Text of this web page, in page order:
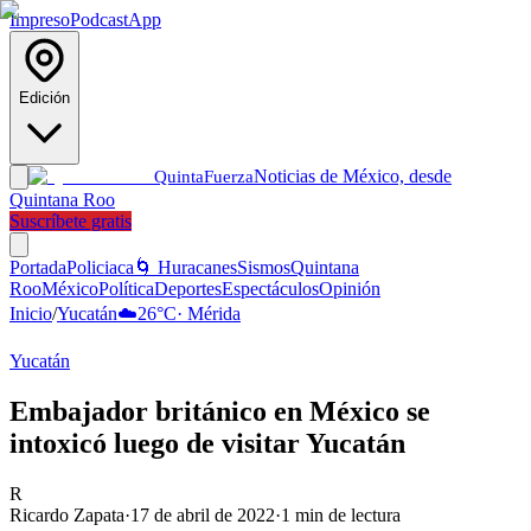
ImpresoPodcastApp
Edición
QuintaFuerzaNoticias de México, desde
Quintana Roo
Suscríbete gratis
PortadaPoliciaca 🌀 HuracanesSismosQuintana
RooMéxicoPolíticaDeportesEspectáculosOpinión
Inicio/Yucatán☁️26°C· Mérida
Yucatán
Embajador británico en México se
intoxicó luego de visitar Yucatán
R
Ricardo Zapata·17 de abril de 2022·1 min de lectura